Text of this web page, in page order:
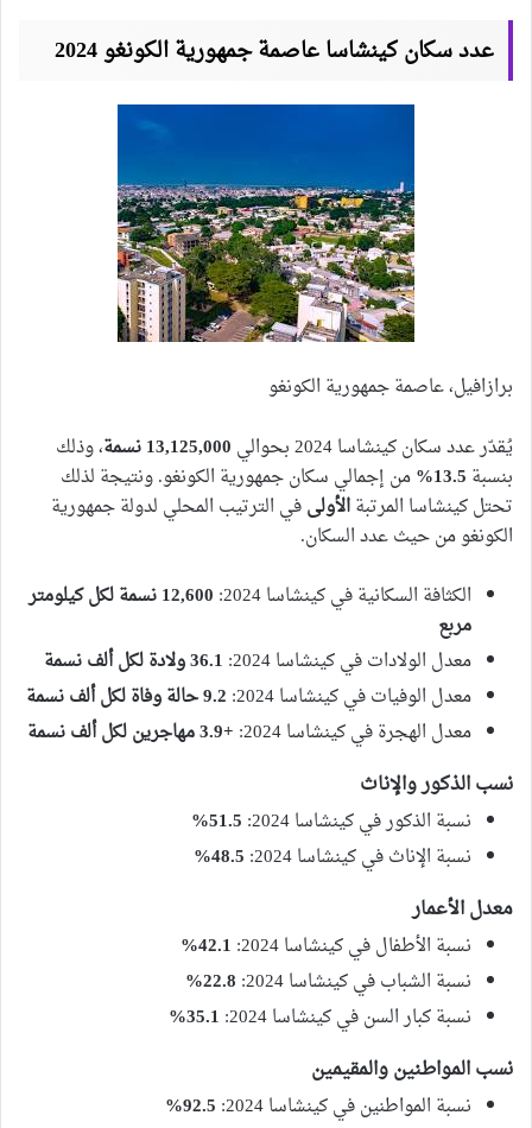
عدد سكان كينشاسا عاصمة جمهورية الكونغو 2024
برازافيل، عاصمة جمهورية الكونغو
يُقدّر عدد سكان كينشاسا 2024 بحوالي
13,125,000 نسمة
، وذلك
بنسبة 13.5%
من إجمالي سكان جمهورية الكونغو. ونتيجة لذلك
تحتل كينشاسا المرتبةالأولىفي الترتيب المحلي لدولة جمهورية
الكونغو من حيث عدد السكان.
الكثافة السكانية في كينشاسا 2024:
12,600 نسمة لكل كيلومتر
مربع
معدل الولادات في كينشاسا 2024:
36.1 ولادة لكل ألف نسمة
معدل الوفيات في كينشاسا 2024:
9.2 حالة وفاة لكل ألف نسمة
معدل الهجرة في كينشاسا 2024:
+3.9 مهاجرين لكل ألف نسمة
نسب الذكور والإناث
نسبة الذكور في كينشاسا 2024:
51.5%
نسبة الإناث في كينشاسا 2024:
48.5%
معدل الأعمار
نسبة الأطفال في كينشاسا 2024:
42.1%
نسبة الشباب في كينشاسا 2024:
22.8%
نسبة كبار السن في كينشاسا 2024:
35.1%
نسب المواطنين والمقيمين
نسبة المواطنين في كينشاسا 2024:
92.5%